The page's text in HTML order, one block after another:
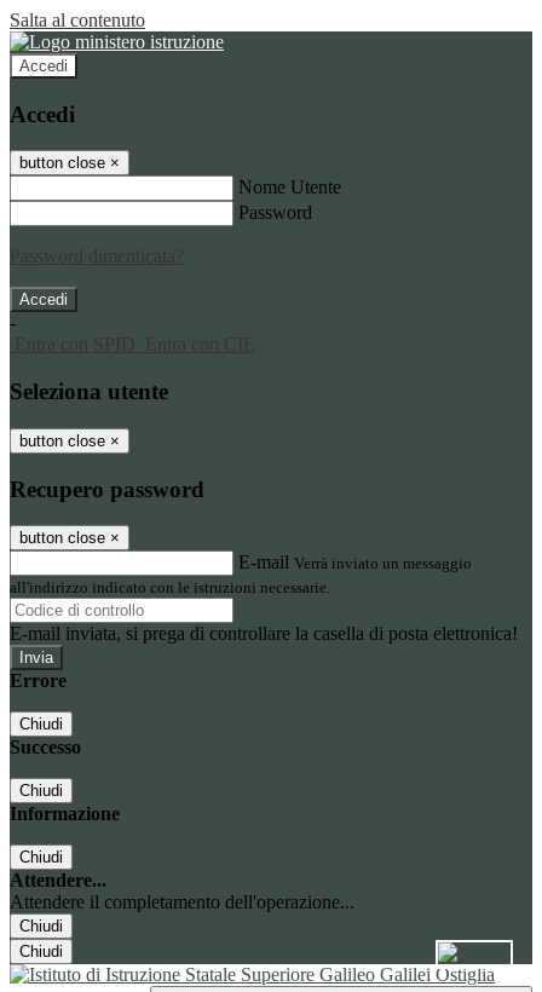
Salta al contenuto
Accedi
Accedi
button close ×
Nome Utente
Password
Password dimenticata?
-
Entra con SPID
Entra con CIE
Seleziona utente
button close ×
Recupero password
button close ×
E-mail Verrà inviato un messaggio
all'indirizzo indicato con le istruzioni necessarie.
E-mail inviata, si prega di controllare la casella di posta elettronica!
Errore
Chiudi
Successo
Chiudi
Informazione
Chiudi
Attendere...
Attendere il completamento dell'operazione...
Chiudi
Chiudi